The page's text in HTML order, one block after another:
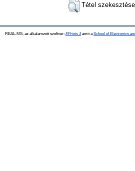
Tétel szekesztése
REAL-MS, az alkalamzott szoftver: EPrints 3amit a School of Electronics